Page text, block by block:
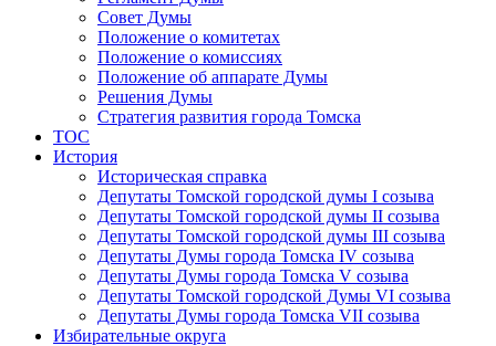
Совет Думы
Положение о комитетах
Положение о комиссиях
Положение об аппарате Думы
Решения Думы
Стратегия развития города Томска
ТОС
История
Историческая справка
Депутаты Томской городской думы I созыва
Депутаты Томской городской думы II созыва
Депутаты Томской городской думы III созыва
Депутаты Думы города Томска IV созыва
Депутаты Думы города Томска V созыва
Депутаты Томской городской Думы VI созыва
Депутаты Думы города Томска VII созыва
Избирательные округа